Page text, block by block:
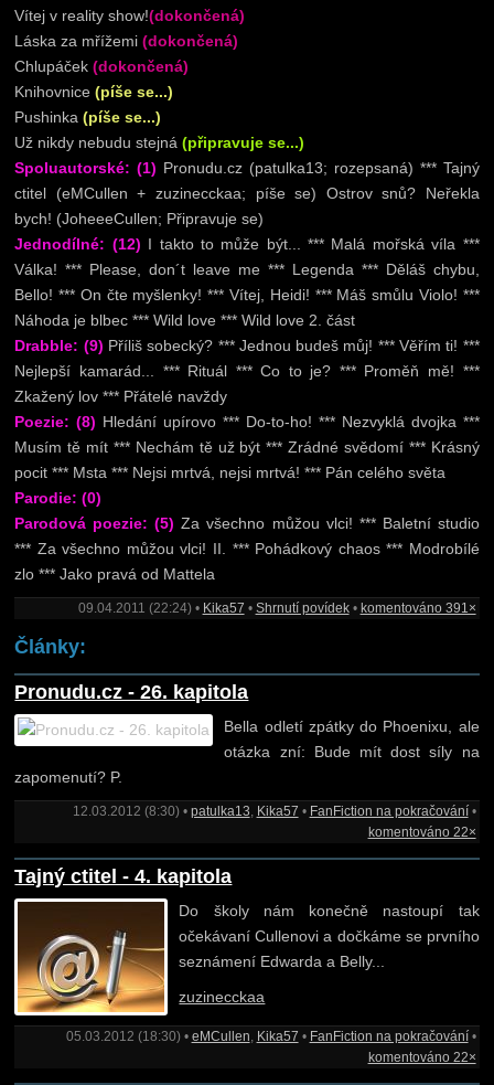
Vítej v reality show!(dokončená)
Láska za mřížemi(dokončená)
Chlupáček(dokončená)
Knihovnice(píše se...)
Pushinka(píše se...)
Už nikdy nebudu stejná(připravuje se...)
Spoluautorské: (1) Pronudu.cz (patulka13; rozepsaná) *** Tajný
ctitel (eMCullen + zuzinecckaa; píše se) Ostrov snů? Neřekla
bych! (JoheeeCullen; Připravuje se)
Jednodílné: (12) I takto to může být... *** Malá mořská víla ***
Válka! *** Please, don´t leave me *** Legenda *** Děláš chybu,
Bello! *** On čte myšlenky! *** Vítej, Heidi! *** Máš smůlu Violo! ***
Náhoda je blbec *** Wild love *** Wild love 2. část
Drabble: (9) Příliš sobecký? *** Jednou budeš můj! *** Věřím ti! ***
Nejlepší kamarád... *** Rituál *** Co to je? *** Proměň mě! ***
Zkažený lov *** Přátelé navždy
Poezie: (8) Hledání upírovo *** Do-to-ho! *** Nezvyklá dvojka ***
Musím tě mít *** Nechám tě už být *** Zrádné svědomí *** Krásný
pocit *** Msta *** Nejsi mrtvá, nejsi mrtvá! *** Pán celého světa
Parodie: (0)
Parodová poezie: (5) Za všechno můžou vlci! *** Baletní studio
*** Za všechno můžou vlci! II. *** Pohádkový chaos *** Modrobílé
zlo *** Jako pravá od Mattela
09.04.2011 (22:24) • Kika57 • Shrnutí povídek• komentováno 391×
Články:
Pronudu.cz - 26. kapitola
Bella odletí zpátky do Phoenixu, ale
otázka zní: Bude mít dost síly na
zapomenutí? P.
12.03.2012 (8:30) • patulka13, Kika57 • FanFiction na pokračování•
komentováno 22×
Tajný ctitel - 4. kapitola
Do školy nám konečně nastoupí tak
očekávaní Cullenovi a dočkáme se prvního
seznámení Edwarda a Belly...
zuzinecckaa
05.03.2012 (18:30) • eMCullen, Kika57 • FanFiction na pokračování•
komentováno 22×